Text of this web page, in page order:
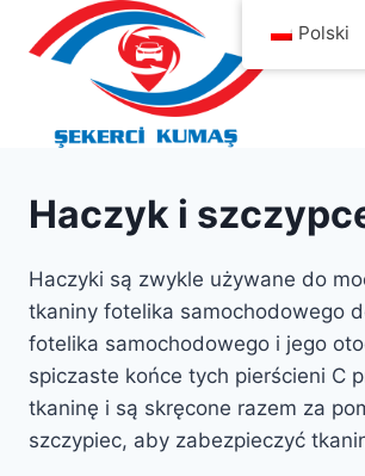
Przejdź
Haczyk i
Haczyki są zwykle używane do
tkaniny fotelika samochodowego
fotelika samochodowego i jego
spiczaste końce tych pierścieni C
tkaninę i są skręcone razem za
szczypiec, aby zabezpieczyć
Polski